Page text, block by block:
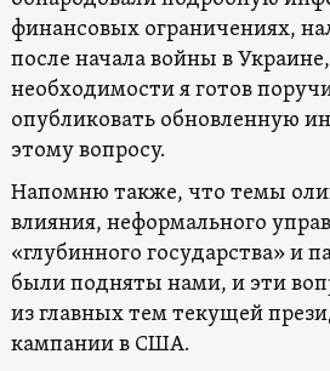
финансовых ограничениях,
после начала войны в
необходимости я готов
опубликовать обновленную
этому вопросу.
Напомню также, что темы
влияния, неформального
«глубинного государства» и
были подняты нами, и эти
из главных тем текущей
кампании в США.